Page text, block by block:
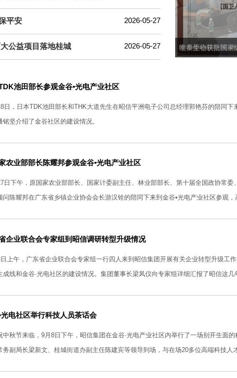
平安 2026-05-27
公益项目落地桂城 2026-05-27 党员爱心筑防线
池田部长参观金谷•光电产业社区
日，日本TDK池田部长和THK大道先生在昭信平洲电子公司总经理郭艳芬的陪同下
铭坚介绍了金谷社区的建设情况。
农业部部长陈耀邦参观金谷•光电产业社区
日下午，原国家农业部部长、国家计委副主任、林业部部长、第十届全国政协常
问陈耀邦在广东省乡镇企业协会会长游汉铨的陪同下来到金谷•光电产业社区参观
企业联合会专家组到昭信调研转型升级情况
上午，广东省企业联合会专家组一行四人来到昭信集团开展有关企业转型升级工
成线和金谷·光电社区的建设情况。集团董事长梁凤仪向专家组详细汇报了昭信这几
光电社区举行科技人员茶话会
中秋节来临，9月8日下午，昭信集团在金谷·光电产业社区内举行了一场别开生面
务副局长梁新文、桂城街道办副主任陈建宾等领导到场，与在场20多位高端科技人